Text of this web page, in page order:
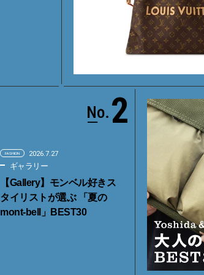
2
FASHION 2026.7.27
ギャラリー
【Gallery】モンベル好きス
タイリストが選ぶ 「夏の
mont-bell」BEST30